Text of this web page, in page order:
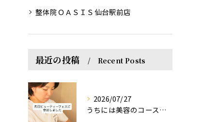
整体院ＯＡＳＩＳ仙台駅前店
最近の投稿 Recent Posts
2026/07/27
うちには美容のコースもあるって伝えなきゃ！えっほっえxty